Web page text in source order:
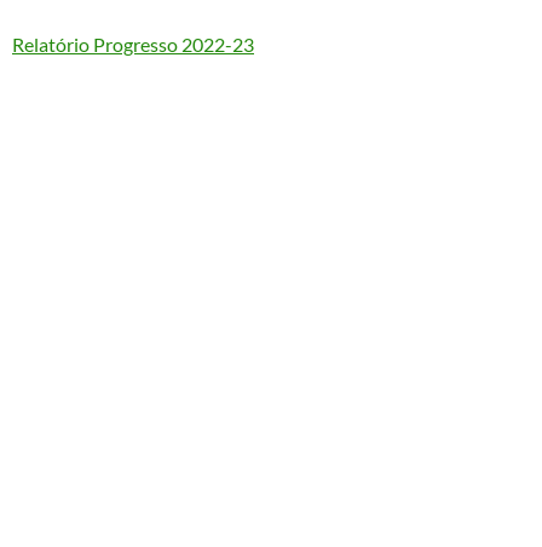
Relatório Progresso 2022-23